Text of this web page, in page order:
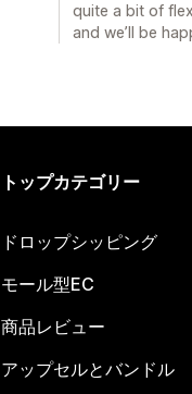
quite a bit of
and we’ll be
トップカテゴリー
ドロップシッピング
モール型EC
商品レビュー
アップセルとバンドル